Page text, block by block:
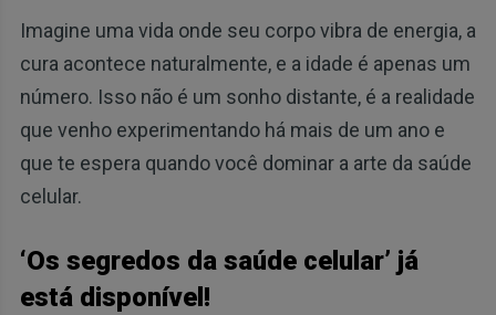
Imagine uma vida onde seu corpo vibra de energia, a
cura acontece naturalmente, e a idade é apenas um
número. Isso não é um sonho distante, é a realidade
que venho experimentando há mais de um ano e
que te espera quando você dominar a arte da saúde
celular.
‘Os segredos da saúde celular’ já
está disponível!